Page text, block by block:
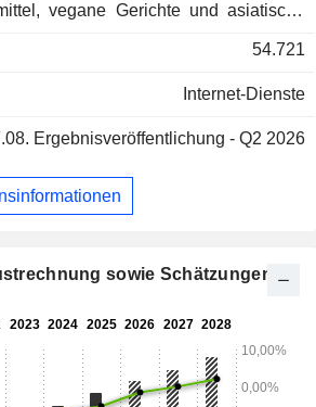
vegane Gerichte und asiatische
Talabat, Yemeksepeti, Donesi,
in mehr als 40 Ländern tätig,
des Unternehmens sind über eine
54.721
Internet-Dienste
Ergebnisveröffentlichung - Q2 2026
sowie Schätzungen